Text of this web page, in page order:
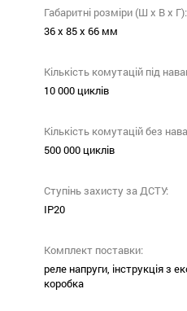
Габаритні розміри (Ш х В х Г):
36 х 85 х 66 мм
Кількість комутацій під
10 000 циклів
Кількість комутацій без
500 000 циклів
Ступінь захисту за ДСТУ:
ІР20
Комплект поставки:
реле напруги, інструкція з
коробка